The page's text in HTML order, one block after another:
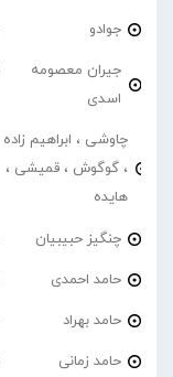
جوادو
جیران معصومه
اسدی
چاوشی ، ابراهیم زاده
، گوگوش ، قمیشی ،
هایده
چنگیز حبیبیان
حامد احمدی
حامد بهراد
حامد زمانی